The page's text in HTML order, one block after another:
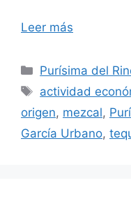
Leer más
Categorías
Purísima del
Etiquetas
actividad
origen, mezcal,
García Urbano,